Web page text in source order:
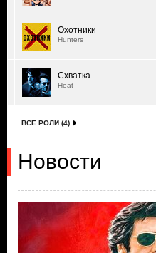
Охотники
Hunters
Схватка
Heat
ВСЕ РОЛИ (4)
Новости